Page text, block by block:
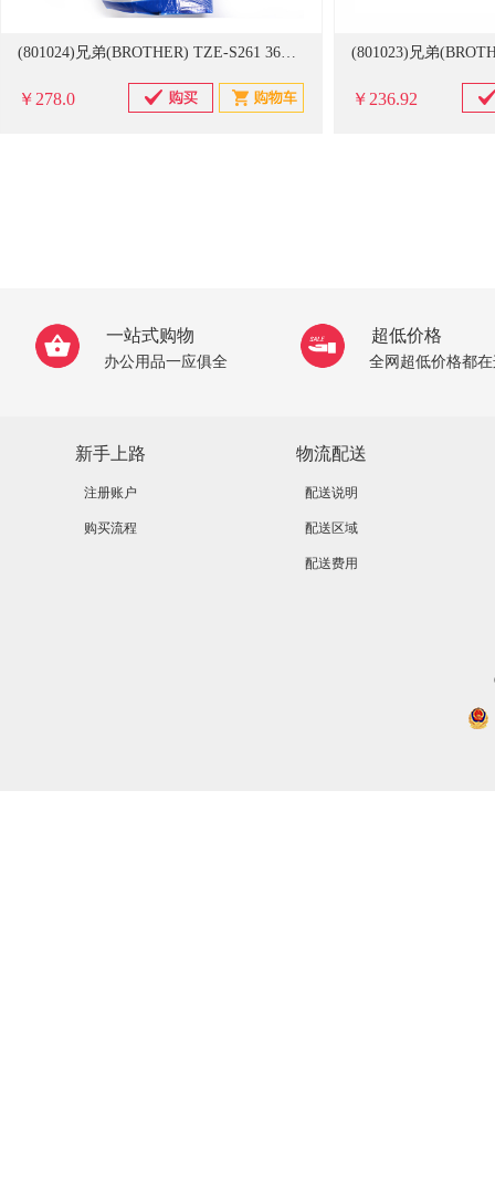
(801024)兄弟(BROTHER) TZE-S261 36mm白底黑字 强粘性标签机色带(单位：盒)
￥278.0 ￥236.92
一站式购物
办公用品一应俱全
超低价格
全网超低价格都
新手上路
注册账户
购买流程
物流配送
配送说明
配送区域
配送费用